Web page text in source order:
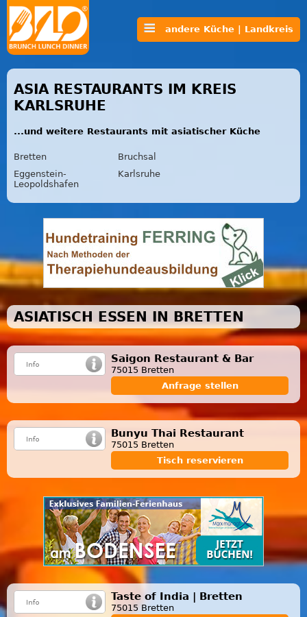
andere Küche | Landkreis
ASIA RESTAURANTS IM KREIS
KARLSRUHE
...und weitere Restaurants mit asiatischer Küche
Bretten
Bruchsal
Eggenstein-
Leopoldshafen
Karlsruhe
ASIATISCH ESSEN IN BRETTEN
Saigon Restaurant & Bar
75015 Bretten
Anfrage stellen
Bunyu Thai Restaurant
75015 Bretten
Tisch reservieren
Taste of India | Bretten
75015 Bretten